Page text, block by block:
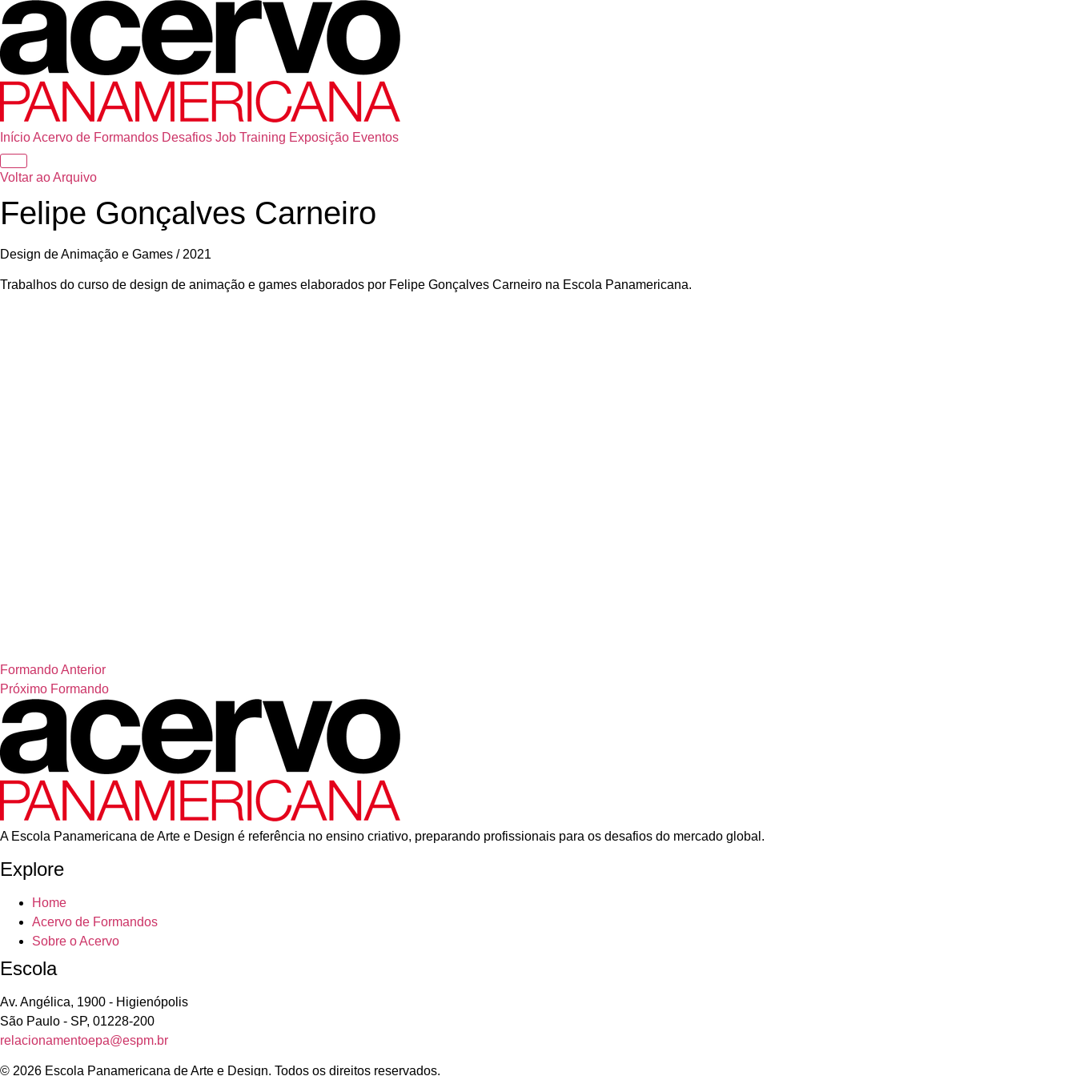
InícioAcervo de Formandos Desafios Job Training Exposição Eventos
Voltar ao Arquivo
Felipe Gonçalves Carneiro
Design de Animação e Games / 2021
Trabalhos do curso de design de animação e games elaborados por Felipe Gonçalves Carneiro na Escola Panamericana.
Formando Anterior
Próximo Formando
A Escola Panamericana de Arte e Design é referência no ensino criativo, preparando profissionais para os desafios do mercado global.
Explore
Home
Acervo de Formandos
Sobre o Acervo
Escola
Av. Angélica, 1900 - Higienópolis
São Paulo - SP, 01228-200
relacionamentoepa@espm.br
© 2026 Escola Panamericana de Arte e Design. Todos os direitos reservados.